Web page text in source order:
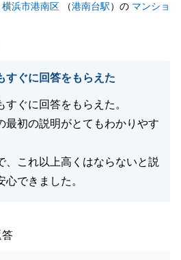
いいたします。
閉じる
横浜市港南区 （港南台駅）の マンショ
すぐに回答をもらえた
ぐに回答をもらえた。
最初の説明がとてもわかりやす
、これ以上高くはならないと説
できました。
答